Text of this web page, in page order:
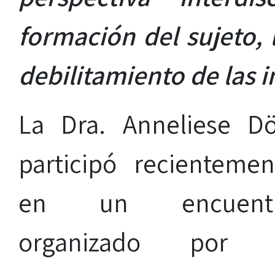
formación del sujeto,
debilitamiento de las
La Dra. Anneliese
participó
en un
organizado por